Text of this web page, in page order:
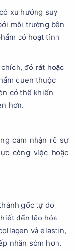
xu hướng suy
môi trường bên
có hoạt tính
đỏ rát hoặc
quen thuộc
có thể khiến
hơn.
cảm nhận rõ sự
công việc hoặc
gốc tự do
đến lão hóa
và elastin,
nhăn sớm hơn.